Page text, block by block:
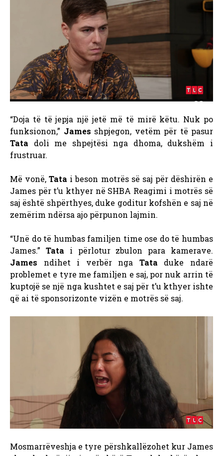
“Doja të të jepja një jetë më të mirë këtu. Nuk po
funksionon,” James shpjegon, vetëm për të pasur
Tata doli me shpejtësi nga dhoma, dukshëm i
frustruar.
Më vonë,Tata i beson motrës së saj për dëshirën e
James për t’u kthyer në SHBA Reagimi i motrës së
saj është shpërthyes, duke goditur kofshën e saj në
zemërim ndërsa ajo përpunon lajmin.
“Unë do të humbas familjen time ose do të humbas
James.” Tata i përlotur zbulon para kamerave.
James ndihet i verbër nga Tata duke ndarë
problemet e tyre me familjen e saj, por nuk arrin të
kuptojë se një nga kushtet e saj për t’u kthyer ishte
që ai të sponsorizonte vizën e motrës së saj.
Mosmarrëveshja e tyre përshkallëzohet kur James